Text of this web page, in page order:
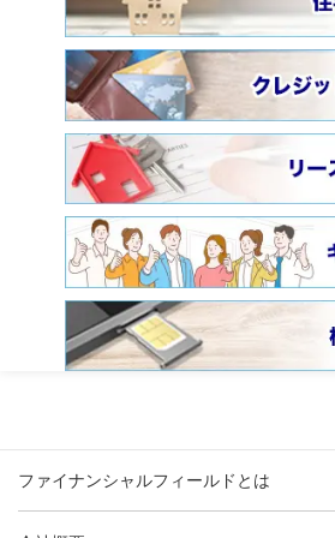
ファイナンシャルフィールドとは